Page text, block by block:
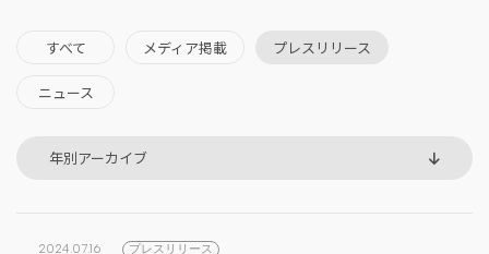
コンプライアンス推進体制
メディア掲載
プレスリリース
開示情報
LASSIC Media
すべて メディア掲載 プレスリリース
ニュース
2024.07.16 プレスリリース